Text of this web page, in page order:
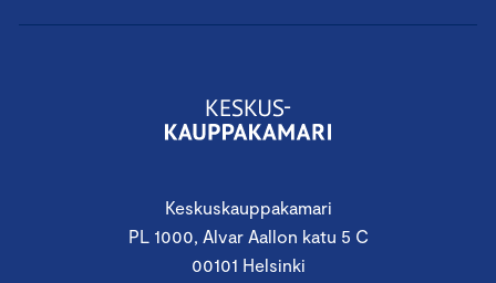
Keskuskauppakamari
PL 1000, Alvar Aallon katu 5 C
00101 Helsinki